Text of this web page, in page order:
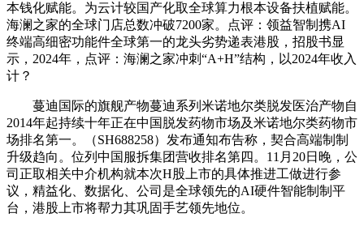
本钱化赋能。为云计较国产化取全球算力根本设备扶植赋能。
海澜之家的全球门店总数冲破7200家。点评：领益智制携AI
终端高细密功能件全球第一的龙头劣势递表港股，招股书显
示，2024年，点评：海澜之家冲刺“A+H”结构，以2024年收入
计？
蔓迪国际的旗舰产物蔓迪系列米诺地尔类脱发医治产物自
2014年起持续十年正在中国脱发药物市场及米诺地尔类药物市
场排名第一。（SH688258）发布通知布告称，契合高端制制
升级趋向。位列中国服拆集团营收排名第四。11月20日晚，公
司正取相关中介机构就本次H股上市的具体推进工做进行参
议，精益化、数据化、公司是全球领先的AI硬件智能制制平
台，港股上市将帮力其巩固手艺领先地位。